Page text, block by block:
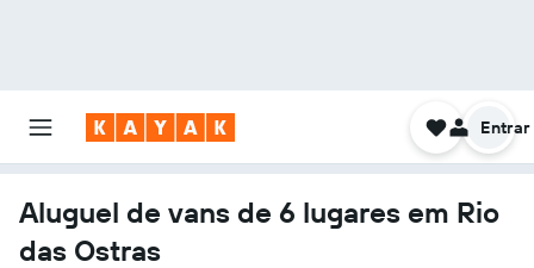
Entrar
Aluguel de vans de 6 lugares em Rio
das Ostras